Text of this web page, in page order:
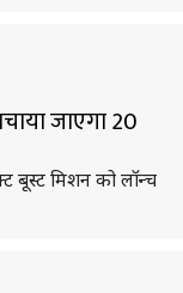
जाएगा 20
बूस्ट मिशन को लॉन्च